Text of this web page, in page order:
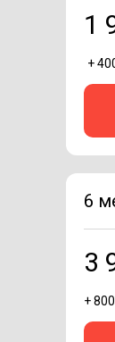
6
+
3
+
1